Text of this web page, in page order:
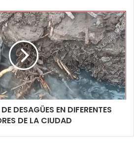
DESAGÜES EN DIFERENTES
DE LA CIUDAD